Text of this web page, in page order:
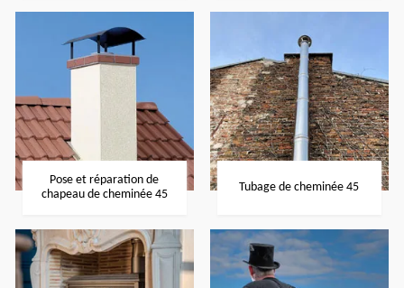
Pose et réparation de
chapeau de cheminée 45
Tubage de cheminée 45